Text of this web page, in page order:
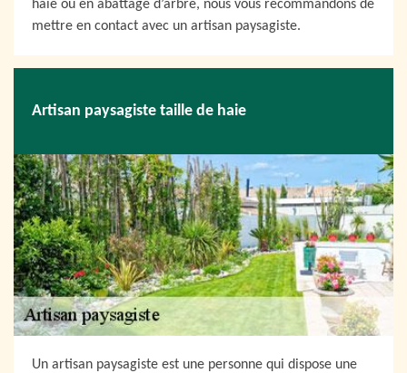
haie ou en abattage d’arbre, nous vous recommandons de
mettre en contact avec un artisan paysagiste.
Artisan paysagiste taille de haie
Un artisan paysagiste est une personne qui dispose une